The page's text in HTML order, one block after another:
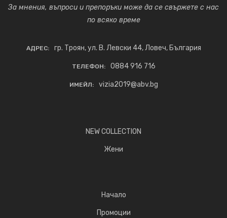
За мнения, въпроси и препоръки може да се свържете с нас
по всяко време
АДРЕС: гр. Троян, ул. В. Левски 44, Ловеч, България
ТЕЛЕФОН: 0884 916 716
ИМЕЙЛ: vizia2019@abv.bg
NEW COLLECTION
Жени
Начало
Промоции